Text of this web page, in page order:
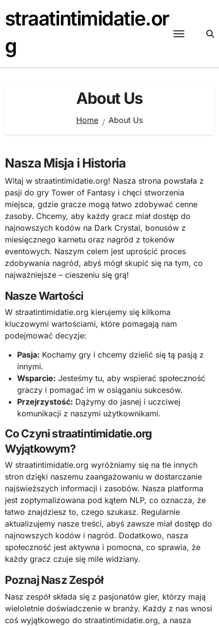
to
content
straatintimidatie.or
g
About Us
Home About Us
Nasza Misja i Historia
Witaj w straatintimidatie.org! Nasza strona powstała z
pasji do gry Tower of Fantasy i chęci stworzenia
miejsca, gdzie gracze mogą łatwo zdobywać cenne
zasoby. Chcemy, aby każdy gracz miał dostęp do
najnowszych kodów na Dark Crystal, bonusów z
miesięcznego karnetu oraz nagród z tokenów
eventowych. Naszym celem jest uprościć proces
zdobywania nagród, abyś mógł skupić się na tym, co
najważniejsze – cieszeniu się grą!
Nasze Wartości
W straatintimidatie.org kierujemy się kilkoma
kluczowymi wartościami, które pomagają nam
podejmować decyzje:
Pasja: Kochamy gry i chcemy dzielić się tą pasją z
innymi.
Wsparcie: Jesteśmy tu, aby wspierać społeczność
graczy i pomagać im w osiąganiu sukcesów.
Przejrzystość: Dążymy do jasnej i uczciwej
komunikacji z naszymi użytkownikami.
Co Czyni straatintimidatie.org
Wyjątkowym?
W straatintimidatie.org wyróżniamy się na tle innych
stron dzięki naszemu zaangażowaniu w dostarczanie
najświeższych informacji i zasobów. Nasza platforma
jest zoptymalizowana pod kątem NLP, co oznacza, że
łatwo znajdziesz to, czego szukasz. Regularnie
aktualizujemy nasze treści, abyś zawsze miał dostęp do
najnowszych kodów i nagród. Dodatkowo, nasza
społeczność jest aktywna i pomocna, co sprawia, że
każdy gracz czuje się mile widziany.
Poznaj Nasz Zespół
Nasz zespół składa się z pasjonatów gier, którzy mają
wieloletnie doświadczenie w branży. Każdy z nas wnosi
coś wyjątkowego do straatintimidatie.org, a nasza